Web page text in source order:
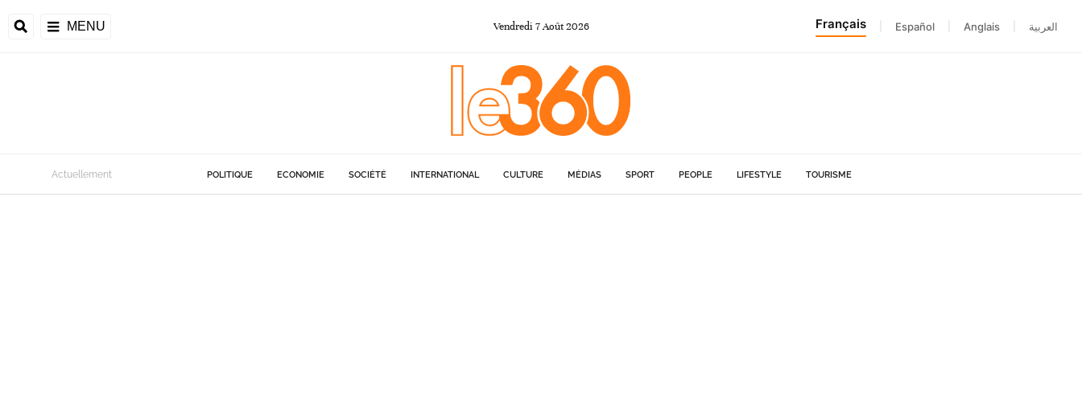
MENU Vendredi 7Août 2026 Français Español Anglais العربية
Actuellement POLITIQUE ECONOMIE SOCIÉTÉ INTERNATIONAL CULTURE MÉDIAS SPORT PEOPLE LIFESTYLE TOURISME